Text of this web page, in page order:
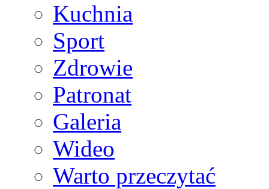
Kuchnia
Sport
Zdrowie
Patronat
Galeria
Wideo
Warto przeczytać